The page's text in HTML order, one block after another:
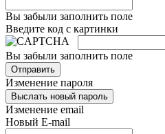
Вы забыли заполнить поле
Введите код с картинки
Вы забыли заполнить поле
Отправить
Изменение пароля
Выслать новый пароль
Изменение email
Новый E-mail